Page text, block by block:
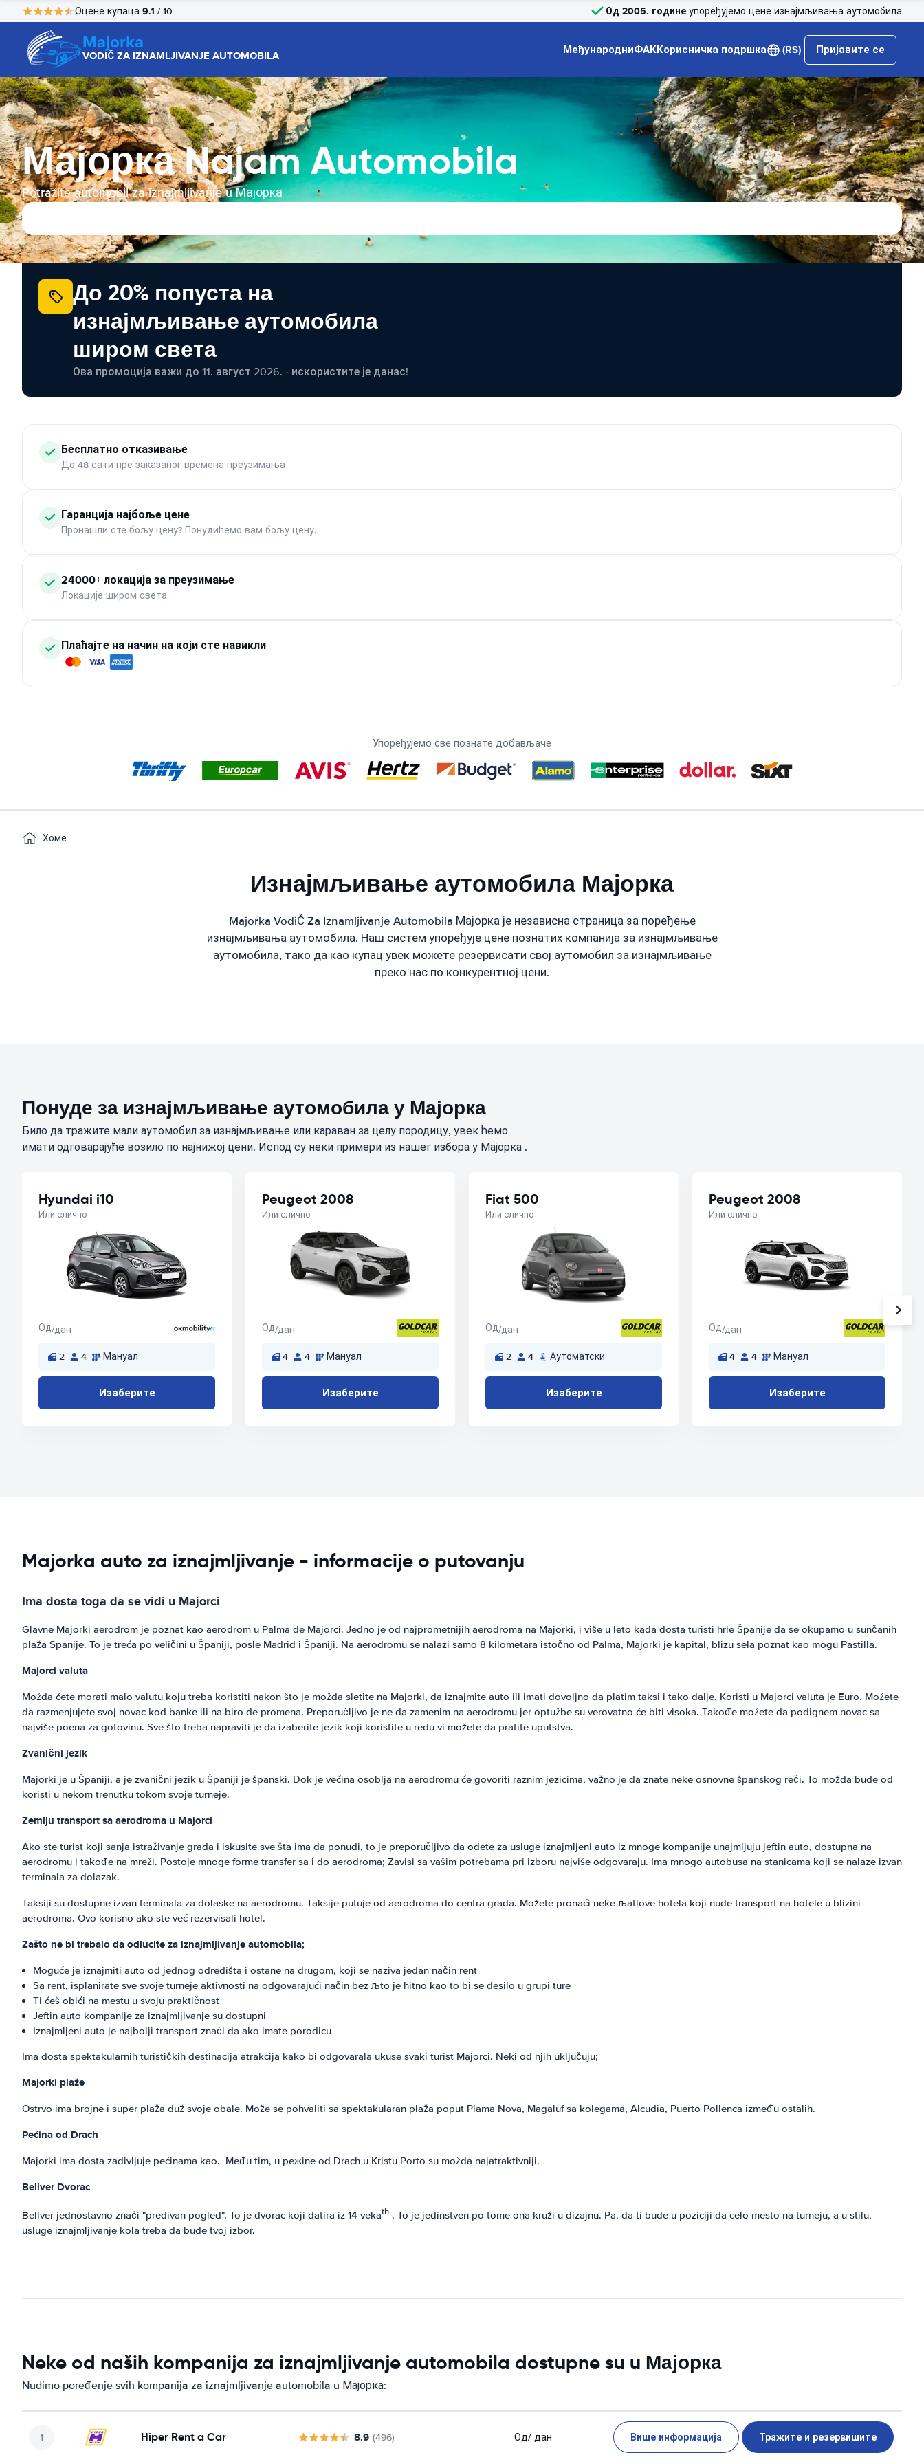
Оцене купаца 9.1 / 10 Од 2005. године упоређујемо цене изнајмљивања аутомобила
Majorka
VODIČ ZA IZNAMLJIVANJE AUTOMOBILA МеђународниФАККорисничка подршка (RS) Пријавите се
Мајорка Najam Automobila
Potražite automobil za iznajmljivanje u Мајорка
До 20% попуста на
изнајмљивање аутомобила
широм света
Ова промоција важи до 11. август 2026. - искористите је данас!
Бесплатно отказивање
До 48 сати пре заказаног времена преузимања
Гаранција најбоље цене
Пронашли сте бољу цену? Понудићемо вам бољу цену.
24000+ локација за преузимање
Локације широм света
Плаћајте на начин на који сте навикли
Упоређујемо све познате добављаче
Хоме
Изнајмљивање аутомобила Мајорка
Majorka VodiČ Za Iznamljivanje Automobila Мајорка је независна страница за поређење
изнајмљивања аутомобила. Наш систем упоређује цене познатих компанија за изнајмљивање
аутомобила, тако да као купац увек можете резервисати свој аутомобил за изнајмљивање
преко нас по конкурентној цени.
Понуде за изнајмљивање аутомобила у Мајорка
Било да тражите мали аутомобил за изнајмљивање или караван за целу породицу, увек ћемо
имати одговарајуће возило по најнижој цени. Испод су неки примери из нашег избора у Мајорка .
Hyundai i10
Или слично
Од/дан
2 4 Мануал
Изаберите
Peugeot 2008
Или слично
Од/дан
4 4 Мануал
Изаберите
Fiat 500
Или слично
Од/дан
2 4 Аутоматски
Изаберите
Peugeot 2008
Или слично
Од/дан
4 4 Мануал
Изаберите
Majorka auto za iznajmljivanje - informacije o putovanju
Ima dosta toga da se vidi u Majorci
Glavne Majorki aerodrom je poznat kao aerodrom u Palma de Majorci. Jedno je od najprometnijih aerodroma na Majorki, i više u leto kada dosta turisti hrle Španije da se okupamo u sunčanih
plaža Spanije. To je treća po veličini u Španiji, posle Madrid i Španiji. Na aerodromu se nalazi samo 8 kilometara istočno od Palma, Majorki je kapital, blizu sela poznat kao mogu Pastilla.
Majorci valuta
Možda ćete morati malo valutu koju treba koristiti nakon što je možda sletite na Majorki, da iznajmite auto ili imati dovoljno da platim taksi i tako dalje. Koristi u Majorci valuta je Euro. Možete
da razmenjujete svoj novac kod banke ili na biro de promena. Preporučljivo je ne da zamenim na aerodromu jer optužbe su verovatno će biti visoka. Takođe možete da podignem novac sa
najviše poena za gotovinu. Sve što treba napraviti je da izaberite jezik koji koristite u redu vi možete da pratite uputstva.
Zvanični jezik
Majorki je u Španiji, a je zvanični jezik u Španiji je španski. Dok je većina osoblja na aerodromu će govoriti raznim jezicima, važno je da znate neke osnovne španskog reči. To možda bude od
koristi u nekom trenutku tokom svoje turneje.
Zemlju transport sa aerodroma u Majorci
Ako ste turist koji sanja istraživanje grada i iskusite sve šta ima da ponudi, to je preporučljivo da odete za usluge iznajmljeni auto iz mnoge kompanije unajmljuju jeftin auto, dostupna na
aerodromu i takođe na mreži. Postoje mnoge forme transfer sa i do aerodroma; Zavisi sa vašim potrebama pri izboru najviše odgovaraju. Ima mnogo autobusa na stanicama koji se nalaze izvan
terminala za dolazak.
Taksiji su dostupne izvan terminala za dolaske na aerodromu. Taksije putuje od aerodroma do centra grada. Možete pronaći neke љatlove hotela koji nude transport na hotele u blizini
aerodroma. Ovo korisno ako ste već rezervisali hotel.
Zašto ne bi trebalo da odlucite za iznajmljivanje automobila;
Moguće je iznajmiti auto od jednog odredišta i ostane na drugom, koji se naziva jedan način rent
Sa rent, isplanirate sve svoje turneje aktivnosti na odgovarajući način bez љto je hitno kao to bi se desilo u grupi ture
Ti ćeš obići na mestu u svoju praktičnost
Jeftin auto kompanije za iznajmljivanje su dostupni
Iznajmljeni auto je najbolji transport znači da ako imate porodicu
Ima dosta spektakularnih turističkih destinacija atrakcija kako bi odgovarala ukuse svaki turist Majorci. Neki od njih uključuju;
Majorki plaže
Ostrvo ima brojne i super plaža duž svoje obale. Može se pohvaliti sa spektakularan plaža poput Plama Nova, Magaluf sa kolegama, Alcudia, Puerto Pollenca između ostalih.
Pećina od Drach
Majorki ima dosta zadivljuje pećinama kao. Među tim, u peжine od Drach u Kristu Porto su možda najatraktivniji.
Bellver Dvorac
Bellver jednostavno znači "predivan pogled". To je dvorac koji datira iz 14 vekath . To je jedinstven po tome ona kruži u dizajnu. Pa, da ti bude u poziciji da celo mesto na turneju, a u stilu,
usluge iznajmljivanje kola treba da bude tvoj izbor.
Neke od naših kompanija za iznajmljivanje automobila dostupne su u Мајорка
Nudimo poređenje svih kompanija za iznajmljivanje automobila u Мајорка:
Hiper Rent a Car 8.9 (496) Од/ дан Више информација Тражите и резервишите